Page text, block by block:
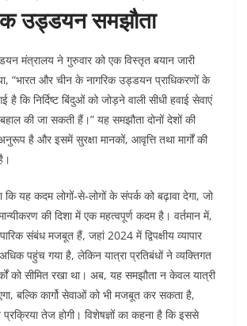
उड्डयन समझौता
मंत्रालय ने गुरुवार को एक विस्तृत बयान जारी
“भारत और चीन के नागरिक उड्डयन प्राधिकरणों के
है कि निर्दिष्ट बिंदुओं को जोड़ने वाली सीधी हवाई सेवाएं
की जा सकती हैं।” यह समझौता दोनों देशों की
है और इसमें सुरक्षा मानकों, आवृत्ति तथा मार्गों की
कि यह कदम लोगों-से-लोगों के संपर्क को बढ़ावा देगा, जो
की दिशा में एक महत्वपूर्ण कदम है। वर्तमान में,
संबंध मजबूत हैं, जहां 2024 में द्विपक्षीय व्यापार
पहुंच गया है, लेकिन यात्रा प्रतिबंधों ने व्यक्तिगत
को सीमित रखा था। अब, यह समझौता न केवल यात्री
बल्कि कार्गो सेवाओं को भी मजबूत कर सकता है,
तेज होगी। विशेषज्ञों का कहना है कि इससे